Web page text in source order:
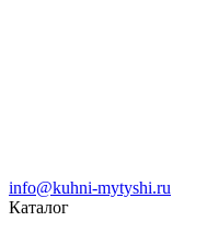
info@kuhni-mytyshi.ru
Каталог